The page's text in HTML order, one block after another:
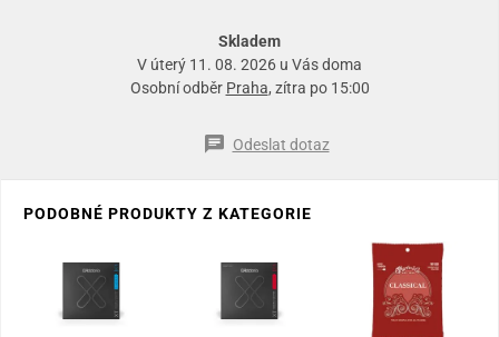
Skladem
V úterý 11. 08. 2026 u Vás doma
Osobní odběr Praha, zítra po 15:00
Odeslat dotaz
PODOBNÉ PRODUKTY Z KATEGORIE